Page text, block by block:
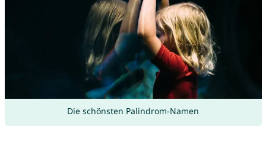
Die schönsten Palindrom-Namen